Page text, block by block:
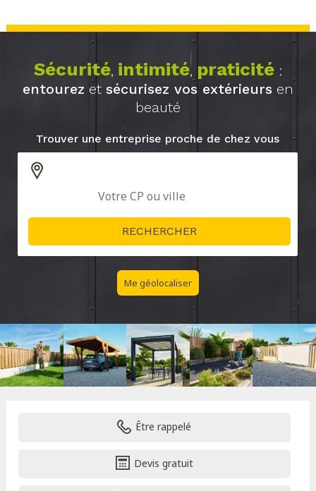
Sécurité, intimité, praticité:
entourez et sécurisez vos extérieurs en
beauté
Trouver une entreprise proche de chez vous
Me géolocaliser
Être rappelé
Devis gratuit